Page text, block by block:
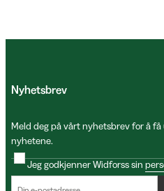
Nyhetsbrev
Meld deg på vårt nyhetsbrev for å
nyhetene.
Jeg godkjenner Widforss sin